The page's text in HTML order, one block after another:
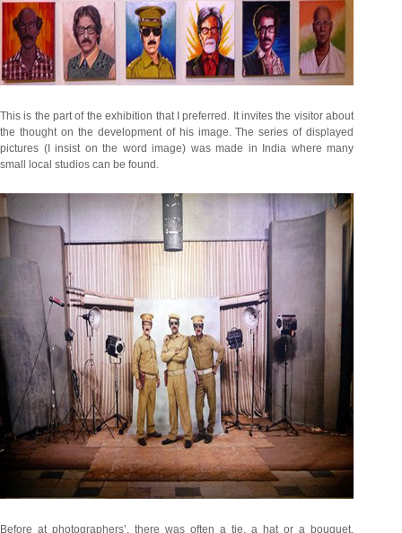
This is the part of the exhibition that I preferred. It invites the visitor about
the thought on the development of his image. The series of displayed
pictures (I insist on the word image) was made in India where many
small local studios can be found.
Before at photographers’, there was often a tie, a hat or a bouquet,